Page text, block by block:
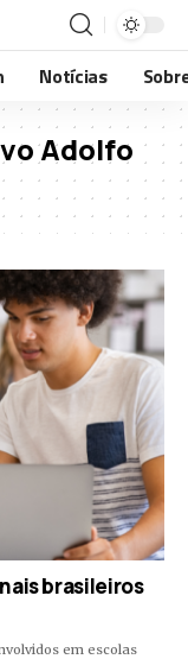
Notícias
Adolfo
brasileiros
em escolas